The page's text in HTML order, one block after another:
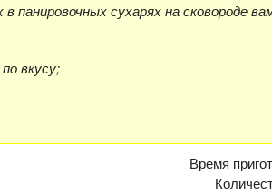
панировочных сухарях на сковороде
вкусу;
Время